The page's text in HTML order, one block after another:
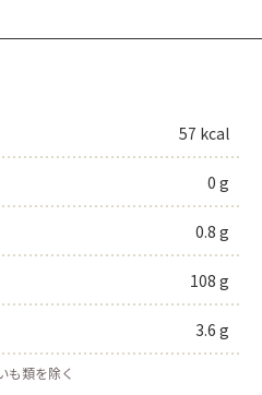
57 kcal
0 g
0.8 g
108 g
3.6 g
も類を除く